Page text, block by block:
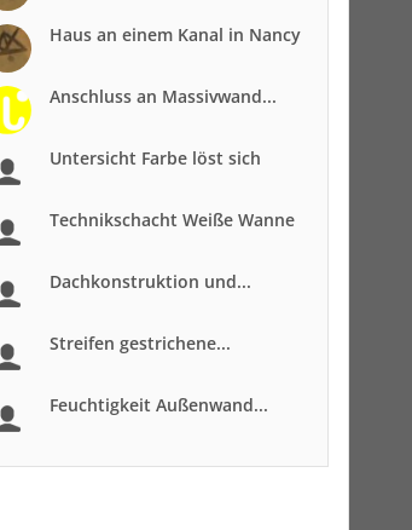
Haus an einem Kanal in Nancy
Anschluss an Massivwand...
Untersicht Farbe löst sich
Technikschacht Weiße Wanne
Dachkonstruktion und...
Streifen gestrichene...
Feuchtigkeit Außenwand...